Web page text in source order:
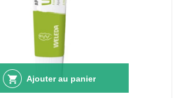
Ajouter au panier